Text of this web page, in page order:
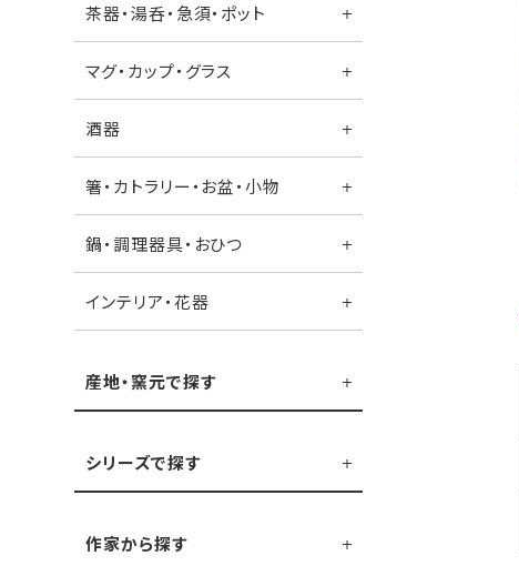
茶器・湯呑・急須・ポット
マグ・カップ・グラス
酒器
箸・カトラリー・お盆・小物
鍋・調理器具・おひつ
インテリア・花器
産地・窯元で探す
シリーズで探す
作家から探す